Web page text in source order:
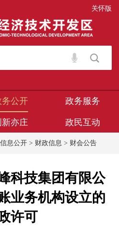
关怀版
务公开 政务服务
新亦庄 政民互动
息公开 > 财政信息 > 财会公告
科技集团有限公
业务机构设立的
许可